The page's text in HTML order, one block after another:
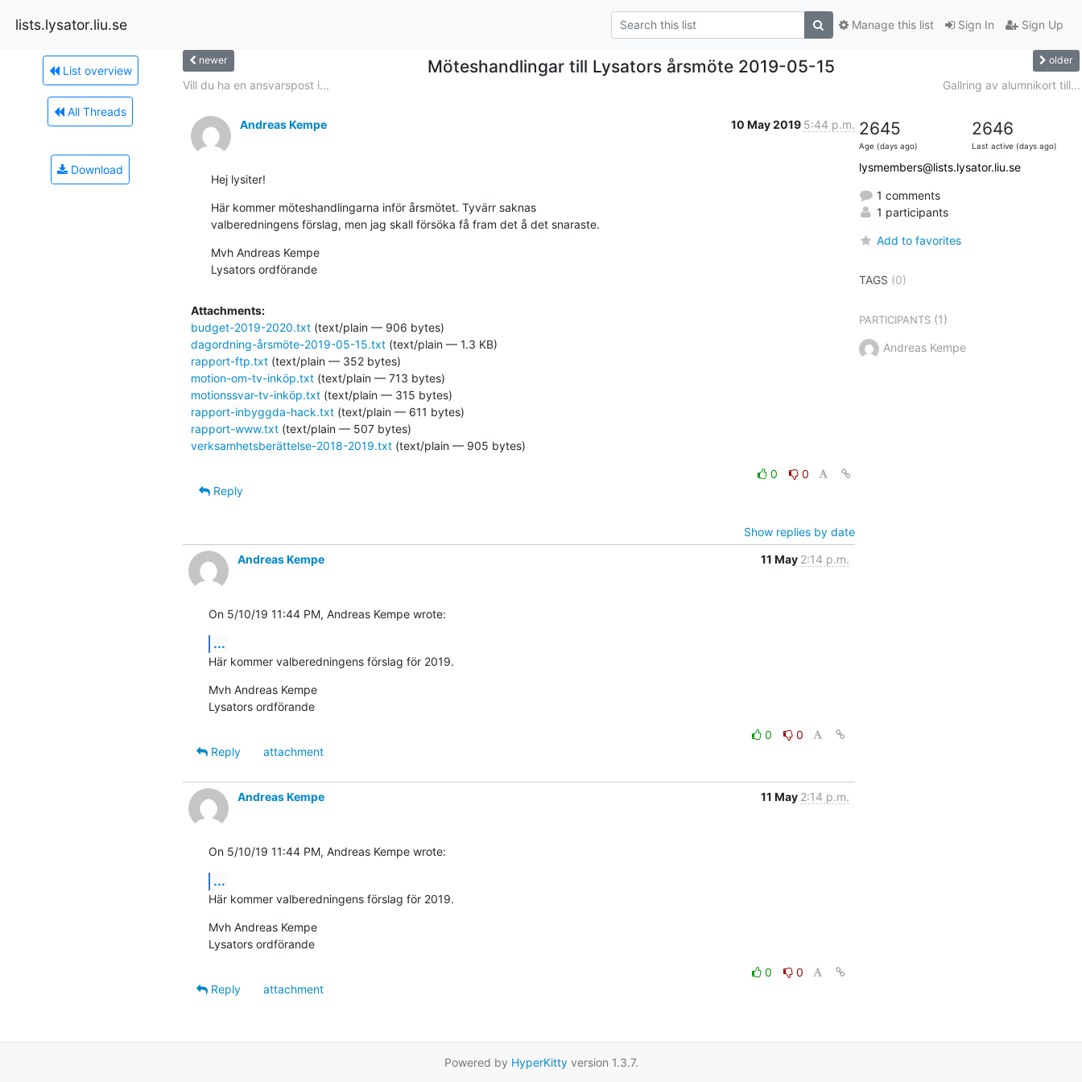
lists.lysator.liu.se Sign In Sign Up
Manage this list
List overview
All Threads
Download
newer Möteshandlingar till Lysators årsmöte 2019-05-15 older
Vill du ha en ansvarspost i... Gallring av alumnikort till...
Andreas Kempe 10 May 2019 5:44 p.m.
Hej lysiter!
Här kommer möteshandlingarna inför årsmötet. Tyvärr saknas
valberedningens förslag, men jag skall försöka få fram det å det snaraste.
Mvh Andreas Kempe
Lysators ordförande
Attachments:
budget-2019-2020.txt(text/plain — 906 bytes)
dagordning-årsmöte-2019-05-15.txt(text/plain — 1.3 KB)
rapport-ftp.txt(text/plain — 352 bytes)
motion-om-tv-inköp.txt(text/plain — 713 bytes)
motionssvar-tv-inköp.txt(text/plain — 315 bytes)
rapport-inbyggda-hack.txt(text/plain — 611 bytes)
rapport-www.txt(text/plain — 507 bytes)
verksamhetsberättelse-2018-2019.txt(text/plain — 905 bytes)
0
0
Reply
Show replies by date
Andreas Kempe
11 May 2:14 p.m.
On 5/10/19 11:44 PM, Andreas Kempe wrote:
...
Här kommer valberedningens förslag för 2019.
Mvh Andreas Kempe
Lysators ordförande
0
0
Reply
attachment
Andreas Kempe 11 May 2:14 p.m.
On 5/10/19 11:44 PM, Andreas Kempe wrote:
...
Här kommer valberedningens förslag för 2019.
Mvh Andreas Kempe
Lysators ordförande
0
0
Reply
attachment
2645
Age (days ago)
2646
Last active (days ago)
lysmembers@lists.lysator.liu.se
1 comments
1 participants
Add to favorites
TAGS (0)
PARTICIPANTS(1)
Andreas Kempe
Powered by HyperKittyversion 1.3.7.